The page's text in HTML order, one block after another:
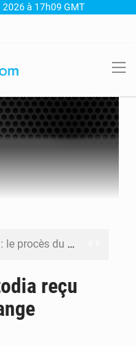
2026 à 17h09 GMT
FRIVAO : le procès du détournement de 325 millions de dollars reporté à la mi-août
reçu